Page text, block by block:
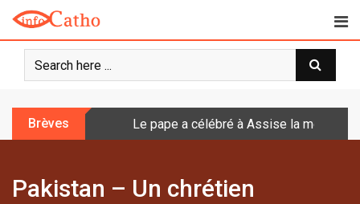
o
Brèves Le pape a célébré à Assise la messe
Pakistan – Un chrétien